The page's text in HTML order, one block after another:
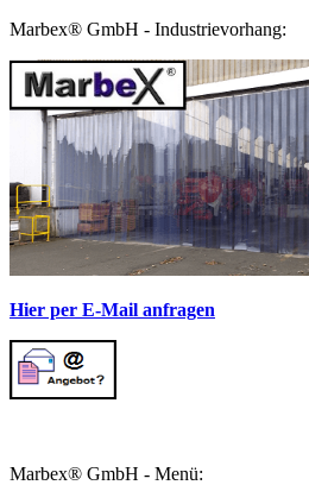
Marbex® GmbH - Industrievorhang:
Hier per E-Mail anfragen
Marbex® GmbH - Menü: